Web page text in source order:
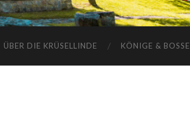
ÜBER DIE KRÜSELLINDE KÖNIGE & BOSSE